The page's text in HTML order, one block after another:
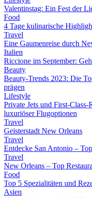
Valentinstag: Ein Fest der
Food
4 Tage kulinarische
Travel
Eine Gaumenreise durch
Italien
Riccione im September:
Beauty
Beauty-Trends 2023: Die
prägen
Lifestyle
Private Jets und First-
luxuriöser Flugoptionen
Travel
Geisterstadt New Orleans
Travel
Entdecke San Antonio –
Travel
New Orleans – Top
Food
Top 5 Spezialitäten und
Asien